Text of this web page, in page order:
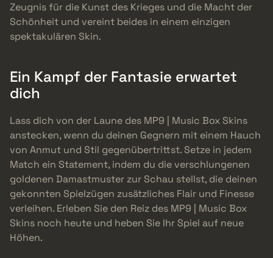
Zeugnis für die Kunst des Krieges und die Macht der
Schönheit und vereint beides in einem einzigen
spektakulären Skin.
Ein Kampf der Fantasie erwartet
dich
Lass dich von der Laune des MP9 | Music Box Skins
anstecken, wenn du deinen Gegnern mit einem Hauch
von Anmut und Stil gegenübertrittst. Setze in jedem
Match ein Statement, indem du die verschlungenen
goldenen Damastmuster zur Schau stellst, die deinen
gekonnten Spielzügen zusätzliches Flair und Finesse
verleihen. Erleben Sie den Reiz des MP9 | Music Box
Skins noch heute und heben Sie Ihr Spiel auf neue
Höhen.